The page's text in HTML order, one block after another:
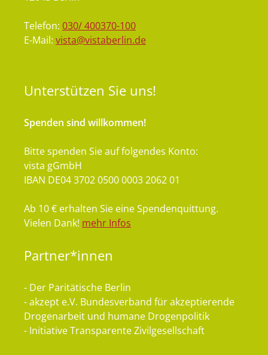
Telefon: 030/ 400370-100
E-Mail: vista@vistaberlin.de
Unterstützen Sie uns!
Spenden sind willkommen!
Bitte spenden Sie auf folgendes Konto:
vista gGmbH
IBAN DE04 3702 0500 0003 2062 01
Ab 10 € erhalten Sie eine Spendenquittung.
Vielen Dank! mehr Infos
Partner*innen
- Der Paritätische Berlin
- akzept e.V. Bundesverband für akzeptierende
Drogenarbeit und humane Drogenpolitik
- Initiative Transparente Zivilgesellschaft